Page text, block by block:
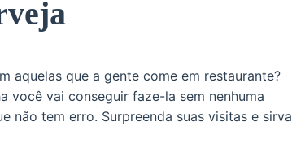
aquelas que a gente come em restaurante?
você vai conseguir faze-la sem nenhuma
não tem erro. Surpreenda suas visitas e sirva